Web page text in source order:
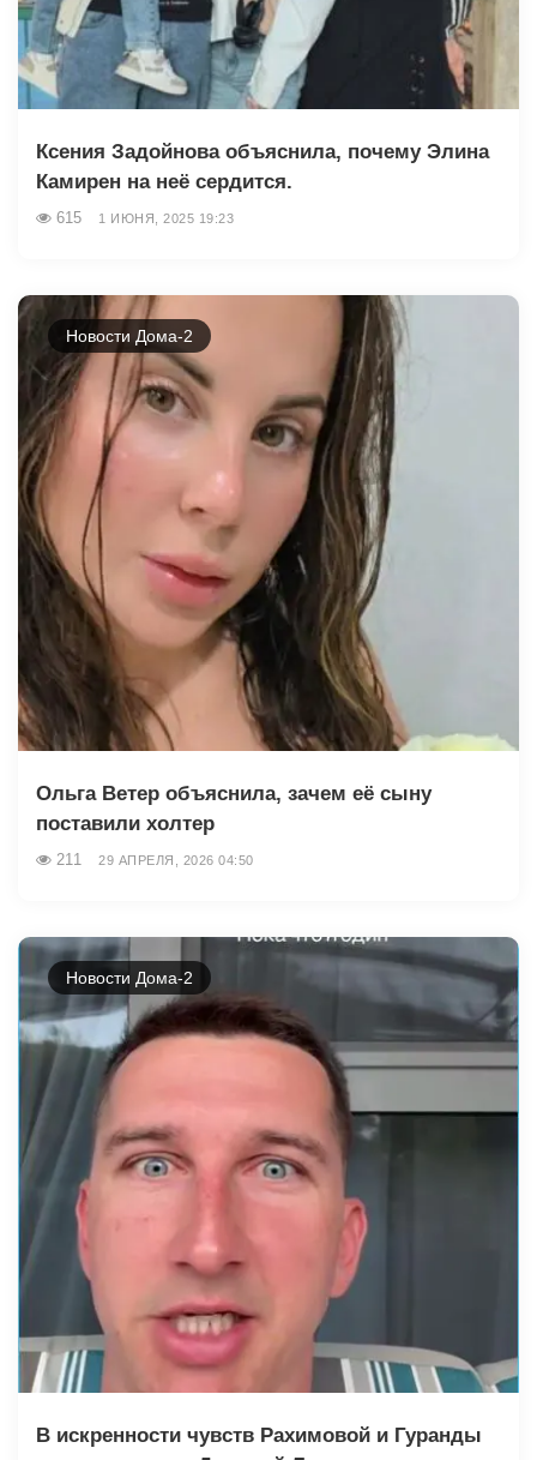
Ксения Задойнова объяснила, почему Элина
Камирен на неё сердится.
615 1 ИЮНЯ, 2025 19:23
Новости Дома-2
Ольга Ветер объяснила, зачем её сыну
поставили холтер
211 29 АПРЕЛЯ, 2026 04:50
Новости Дома-2
В искренности чувств Рахимовой и Гуранды